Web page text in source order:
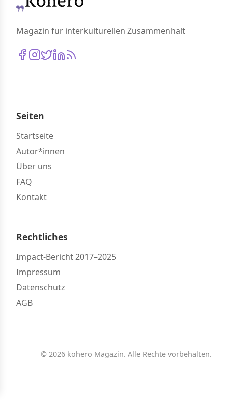
Magazin für interkulturellen Zusammenhalt
Seiten
Startseite
Autor*innen
Über uns
FAQ
Kontakt
Rechtliches
Impact-Bericht 2017–2025
Impressum
Datenschutz
AGB
© 2026 kohero Magazin. Alle Rechte vorbehalten.